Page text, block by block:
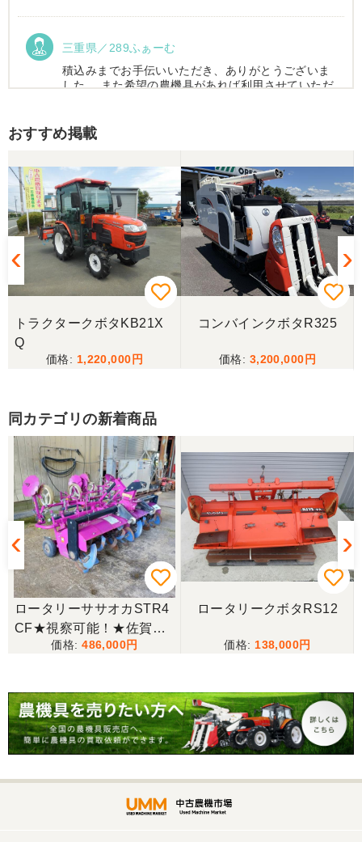
三重県／289ふぁーむ
積込みまでお手伝いいただき、ありがとうございま
した。 また希望の農機具があれば利用させていただ
この度はお世話になりました。また、機会があれば
よろしくお願いします。
三重県／ユウスケ
購入から引き取りまでスムーズでした。ありがとう
ございました。
当方の要望に対して、素早く対応していただき感謝
三重県／山﨑
スタッフの鈴木さんが親切で機械に詳しく 丁寧にご
対応頂きました。 ありがとう！ 少し距離はあります
が、今後も農機具を買う際はのうき屋さんを利用し
ようと思います。
三重県／miraisann
写真と現物が違いすぎる
三重県／谷本勝美
こちらの、対応も、よく、大変、満足、です。
三重県／谷本勝美
こちらの、対応、も、よくして、くれました。
対応も、よくしてくれました、有難うございまし
おすすめ掲載
トラクタークボタKB21X
Q
1,220,000
コンバインクボタR325
3,200,000
同カテゴリの新着商品
ロータリーササオカSTR4
CF★視察可能！★佐賀県
渡し ササオカ マルチ STR
成形 さつまいも 現状渡し
【P11456747】
486,000
ロータリークボタRS12
138,000